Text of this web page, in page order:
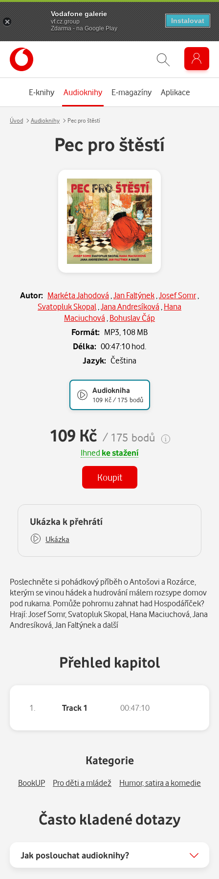
E-knihy Audioknihy E-magazíny Aplikace
Úvod Audioknihy Pec pro štěstí
Pec pro štěstí
Autor: Markéta Jahodová Jan Faltýnek Josef Somr,
Svatopluk Skopal Jana Andresíková Hana
Maciuchová Bohuslav Čáp
Formát: MP3, 108 MB
Délka: 00:47:10 hod.
Jazyk: Čeština
Audiokniha
109 Kč / 175 bodů
109 Kč / 175 bodů
Ihned ke stažení
Koupit
Některé kapitoly již máte zakoupeny.
Ukázka k přehrátí
Ukázka
Popis
Poslechněte si pohádkový příběh o Antošovi a Rozárce,
kterým se vinou hádek a hudrování málem rozsype domov
pod rukama. Pomůže pohromu zahnat had Hospodáříček?
Hrají: Josef Somr, Svatopluk Skopal, Hana Maciuchová, Jana
Andresíková, Jan Faltýnek a další
Přehled kapitol
1. Track 1 00:47:10
Kategorie
BookUP Pro děti a mládež Humor, satira a komedie
Často kladené dotazy
Jak poslouchat audioknihy?
Vodafone galerie
vf.cz.group
Zdarma - na Google Play
Instalovat